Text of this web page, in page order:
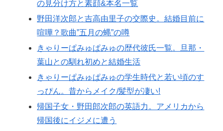
の見分け方と素顔&本名一覧
野田洋次郎と吉高由里子の交際史。結婚目前に
喧嘩？歌曲”五月の蝿”の噂
きゃりーぱみゅぱみゅの歴代彼氏一覧。旦那・
葉山との馴れ初めと結婚生活
きゃりーぱみゅぱみゅの学生時代と若い頃のす
っぴん。昔からメイク/髪型が凄い!
帰国子女・野田郎次郎の英語力。アメリカから
帰国後にイジメに遭う